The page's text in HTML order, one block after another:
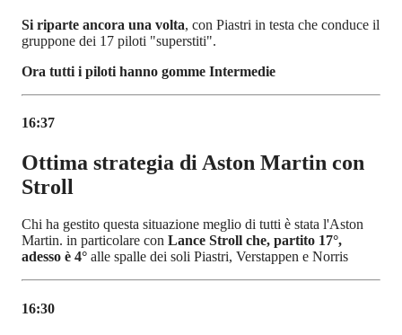
Si riparte ancora una volta, con Piastri in testa che conduce il
gruppone dei 17 piloti "superstiti".
Ora tutti i piloti hanno gomme Intermedie
16:37
Ottima strategia di Aston Martin con
Stroll
Chi ha gestito questa situazione meglio di tutti è stata l'Aston
Martin. in particolare con Lance Stroll che, partito 17°,
adesso è 4° alle spalle dei soli Piastri, Verstappen e Norris
16:30